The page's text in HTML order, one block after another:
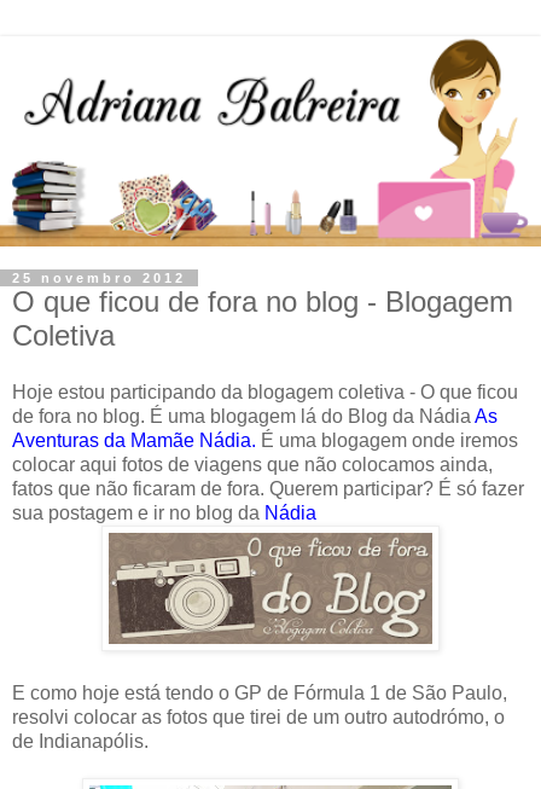
25 novembro 2012
O que ficou de fora no blog - Blogagem
Coletiva
Hoje estou participando da blogagem coletiva - O que ficou
de fora no blog. É uma blogagem lá do Blog da Nádia As
Aventuras da Mamãe Nádia. É uma blogagem onde iremos
colocar aqui fotos de viagens que não colocamos ainda,
fatos que não ficaram de fora. Querem participar? É só fazer
sua postagem e ir no blog da Nádia
E como hoje está tendo o GP de Fórmula 1 de São Paulo,
resolvi colocar as fotos que tirei de um outro autodrómo, o
de Indianapólis.